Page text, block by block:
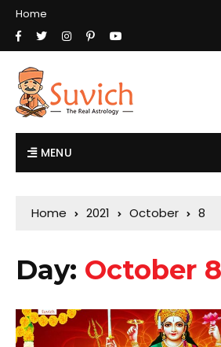
Home
MENU
Home 2021 October 8
Day: October